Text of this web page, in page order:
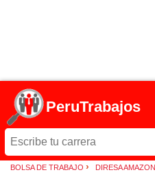
PeruTrabajos
BOLSA DE TRABAJO › DIRESA